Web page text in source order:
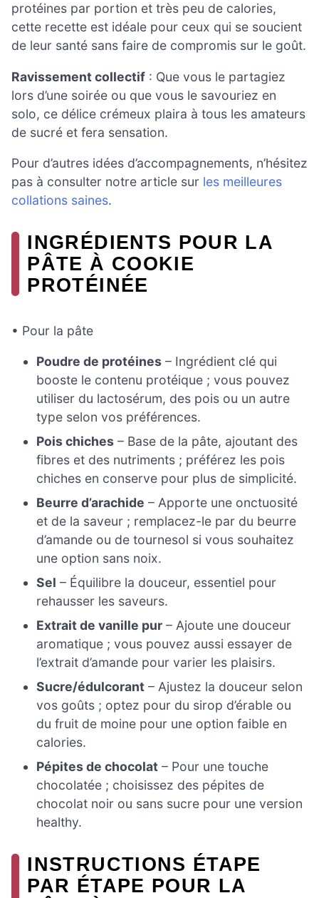
protéines par portion et très peu de calories,
cette recette est idéale pour ceux qui se soucient
de leur santé sans faire de compromis sur le goût.
Ravissement collectif : Que vous le partagiez
lors d’une soirée ou que vous le savouriez en
solo, ce délice crémeux plaira à tous les amateurs
de sucré et fera sensation.
Pour d’autres idées d’accompagnements, n’hésitez
pas à consulter notre article sur les meilleures
collations saines.
INGRÉDIENTS POUR LA
PÂTE À COOKIE
PROTÉINÉE
• Pour la pâte
Poudre de protéines – Ingrédient clé qui
booste le contenu protéique ; vous pouvez
utiliser du lactosérum, des pois ou un autre
type selon vos préférences.
Pois chiches – Base de la pâte, ajoutant des
fibres et des nutriments ; préférez les pois
chiches en conserve pour plus de simplicité.
Beurre d’arachide – Apporte une onctuosité
et de la saveur ; remplacez-le par du beurre
d’amande ou de tournesol si vous souhaitez
une option sans noix.
Sel – Équilibre la douceur, essentiel pour
rehausser les saveurs.
Extrait de vanille pur – Ajoute une douceur
aromatique ; vous pouvez aussi essayer de
l’extrait d’amande pour varier les plaisirs.
Sucre/édulcorant – Ajustez la douceur selon
vos goûts ; optez pour du sirop d’érable ou
du fruit de moine pour une option faible en
calories.
Pépites de chocolat – Pour une touche
chocolatée ; choisissez des pépites de
chocolat noir ou sans sucre pour une version
healthy.
INSTRUCTIONS ÉTAPE
PAR ÉTAPE POUR LA